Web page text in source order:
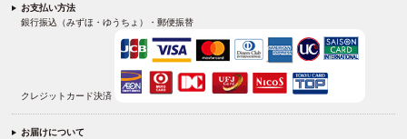
お支払い方法
銀行振込（みずほ・ゆうちょ）・郵便振替
クレジットカード決済
お届けについて